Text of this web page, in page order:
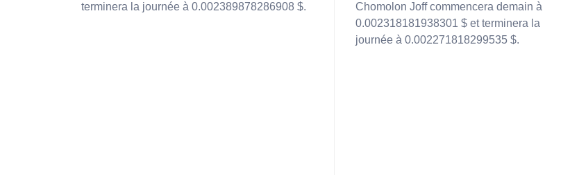
terminera la journée à 0.002389878286908 $.
Chomolon Joff commencera demain à
0.002318181938301 $ et terminera la
journée à 0.002271818299535 $.